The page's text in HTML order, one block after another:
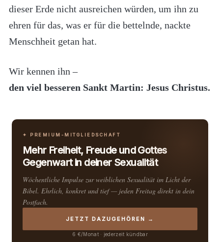
dieser Erde nicht ausreichen würden, um ihn zu
ehren für das, was er für die bettelnde, nackte
Menschheit getan hat.
Wir kennen ihn –
den viel besseren Sankt Martin: Jesus Christus.
✦ PREMIUM-MITGLIEDSCHAFT
Mehr Freiheit, Freude und Gottes
Gegenwart in deiner Sexualität
Wöchentliche Impulse zur weiblichen Sexualität im Licht der
Bibel. Ehrlich, konkret und tief — jeden Freitag direkt in dein
Postfach.
JETZT DAZUGEHÖREN →
6 €/Monat · jederzeit kündbar